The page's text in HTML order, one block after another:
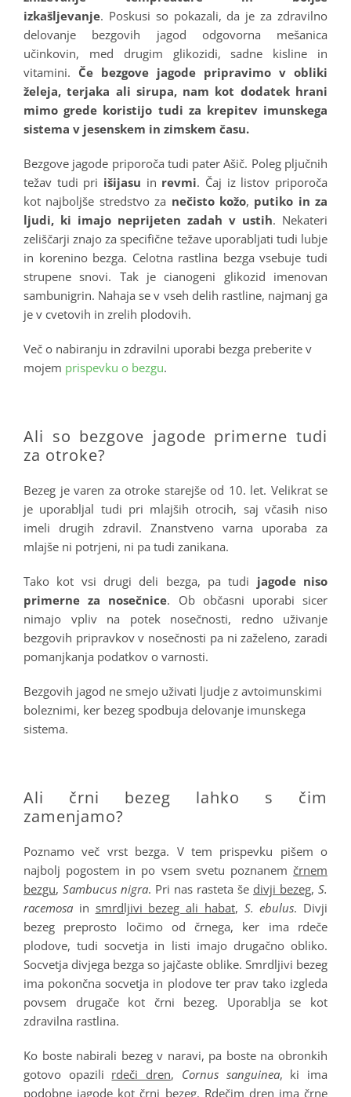
izkašljevanje. Poskusi so pokazali, da je za zdravilno
delovanje bezgovih jagod odgovorna mešanica
učinkovin, med drugim glikozidi, sadne kisline in
vitamini. Če bezgove jagode pripravimo v obliki
želeja, terjaka ali sirupa, nam kot dodatek hrani
mimo grede koristijo tudi za krepitev imunskega
sistema v jesenskem in zimskem času.
Bezgove jagode priporoča tudi pater Ašič. Poleg pljučnih
težav tudi pri išijasu in revmi. Čaj iz listov priporoča
kot najboljše stredstvo za nečisto kožo, putiko in za
ljudi, ki imajo neprijeten zadah v ustih. Nekateri
zeliščarji znajo za specifične težave uporabljati tudi lubje
in korenino bezga. Celotna rastlina bezga vsebuje tudi
strupene snovi. Tak je cianogeni glikozid imenovan
sambunigrin. Nahaja se v vseh delih rastline, najmanj ga
je v cvetovih in zrelih plodovih.
Več o nabiranju in zdravilni uporabi bezga preberite v
mojem prispevku o bezgu.
Ali so bezgove jagode primerne tudi
za otroke?
Bezeg je varen za otroke starejše od 10. let. Velikrat se
je uporabljal tudi pri mlajših otrocih, saj včasih niso
imeli drugih zdravil. Znanstveno varna uporaba za
mlajše ni potrjeni, ni pa tudi zanikana.
Tako kot vsi drugi deli bezga, pa tudi jagode niso
primerne za nosečnice. Ob občasni uporabi sicer
nimajo vpliv na potek nosečnosti, redno uživanje
bezgovih pripravkov v nosečnosti pa ni zaželeno, zaradi
pomanjkanja podatkov o varnosti.
Bezgovih jagod ne smejo uživati ljudje z avtoimunskimi
boleznimi, ker bezeg spodbuja delovanje imunskega
sistema.
Ali črni bezeg lahko s čim
zamenjamo?
Poznamo več vrst bezga. V tem prispevku pišem o
najbolj pogostem in po vsem svetu poznanem črnem
bezgu, Sambucus nigra. Pri nas rasteta še divji bezeg, S.
racemosa in smrdljivi bezeg ali habat, S. ebulus. Divji
bezeg preprosto ločimo od črnega, ker ima rdeče
plodove, tudi socvetja in listi imajo drugačno obliko.
Socvetja divjega bezga so jajčaste oblike. Smrdljivi bezeg
ima pokončna socvetja in plodove ter prav tako izgleda
povsem drugače kot črni bezeg. Uporablja se kot
zdravilna rastlina.
Ko boste nabirali bezeg v naravi, pa boste na obronkih
gotovo opazili rdeči dren, Cornus sanguinea, ki ima
podobne jagode kot črni bezeg. Rdečim dren ima črne